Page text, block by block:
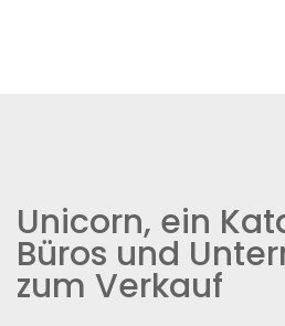
Unicorn, ein
Büros und
zum Verkauf